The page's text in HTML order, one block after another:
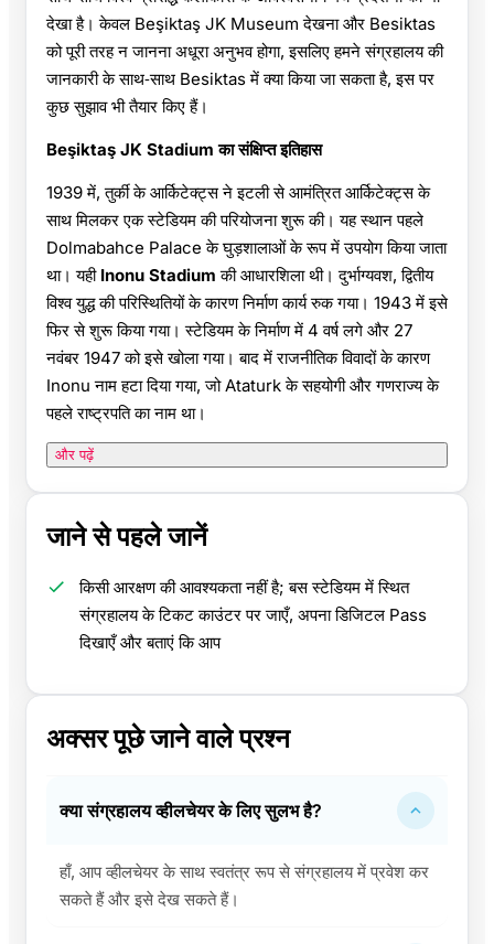
देखा है। केवल Beşiktaş JK Museum देखना और Besiktas
को पूरी तरह न जानना अधूरा अनुभव होगा, इसलिए हमने संग्रहालय की
जानकारी के साथ‑साथ Besiktas में क्या किया जा सकता है, इस पर
कुछ सुझाव भी तैयार किए हैं।
Beşiktaş JK Stadium का संक्षिप्त इतिहास
1939 में, तुर्की के आर्किटेक्ट्स ने इटली से आमंत्रित आर्किटेक्ट्स के
साथ मिलकर एक स्टेडियम की परियोजना शुरू की। यह स्थान पहले
Dolmabahce Palace के घुड़शालाओं के रूप में उपयोग किया जाता
था। यहीInonu Stadium की आधारशिला थी। दुर्भाग्यवश, द्वितीय
विश्व युद्ध की परिस्थितियों के कारण निर्माण कार्य रुक गया। 1943 में इसे
फिर से शुरू किया गया। स्टेडियम के निर्माण में 4 वर्ष लगे और 27
नवंबर 1947 को इसे खोला गया। बाद में राजनीतिक विवादों के कारण
Inonu नाम हटा दिया गया, जो Ataturk के सहयोगी और गणराज्य के
पहले राष्ट्रपति का नाम था।
और पढ़ें
जाने से पहले जानें
किसी आरक्षण की आवश्यकता नहीं है; बस स्टेडियम में स्थित
संग्रहालय के टिकट काउंटर पर जाएँ, अपना डिजिटल Pass
दिखाएँ और बताएं कि आप
अक्सर पूछे जाने वाले प्रश्न
क्या संग्रहालय व्हीलचेयर के लिए सुलभ है?
हाँ, आप व्हीलचेयर के साथ स्वतंत्र रूप से संग्रहालय में प्रवेश कर
सकते हैं और इसे देख सकते हैं।